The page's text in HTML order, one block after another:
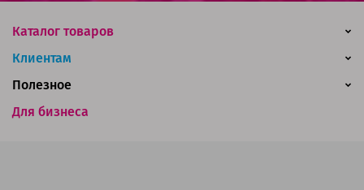
Каталог товаров
Клиентам
Для бизнеса
Полезное